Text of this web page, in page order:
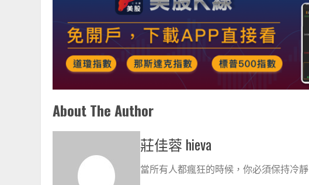
About The Author
莊佳蓉 hieva
當所有人都瘋狂的時候，你必須保持冷靜